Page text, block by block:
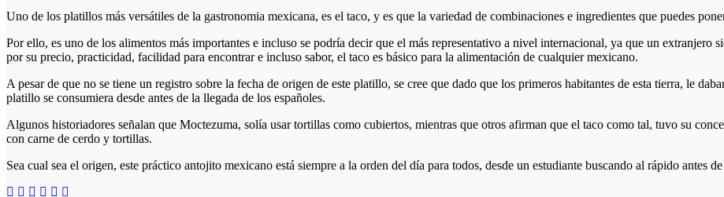
Uno de los platillos más versátiles de la gastronomia mexicana, es el taco, y es que la variedad de combinaciones e ingredientes que puedes
Por ello, es uno de los alimentos más importantes e incluso se podría decir que el más representativo a nivel internacional, ya que un extranjero
por su precio, practicidad, facilidad para encontrar e incluso sabor, el taco es básico para la alimentación de cualquier mexicano.
A pesar de que no se tiene un registro sobre la fecha de origen de este platillo, se cree que dado que los primeros habitantes de esta tierra, le
platillo se consumiera desde antes de la llegada de los españoles.
Algunos historiadores señalan que Moctezuma, solía usar tortillas como cubiertos, mientras que otros afirman que el taco como tal, tuvo su
con carne de cerdo y tortillas.
Sea cual sea el origen, este práctico antojito mexicano está siempre a la orden del día para todos, desde un estudiante buscando al rápido antes